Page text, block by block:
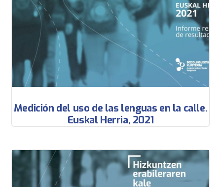
Medición del uso de las lenguas en la calle.
Euskal Herria, 2021